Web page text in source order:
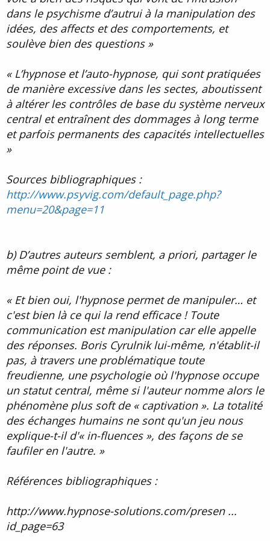
dans le psychisme d’autrui à la manipulation des
idées, des affects et des comportements, et
soulève bien des questions »
« L’hypnose et l’auto-hypnose, qui sont pratiquées
de manière excessive dans les sectes, aboutissent
à altérer les contrôles de base du système nerveux
central et entraînent des dommages à long terme
et parfois permanents des capacités intellectuelles
»
Sources bibliographiques :
http://www.psyvig.com/default_page.php?
menu=20&page=11
b) D’autres auteurs semblent, a priori, partager le
même point de vue :
« Et bien oui, l'hypnose permet de manipuler… et
c'est bien là ce qui la rend efficace ! Toute
communication est manipulation car elle appelle
des réponses. Boris Cyrulnik lui-même, n'établit-il
pas, à travers une problématique toute
freudienne, une psychologie où l'hypnose occupe
un statut central, même si l'auteur nomme alors le
phénomène plus soft de « captivation ». La totalité
des échanges humains ne sont qu'un jeu nous
explique-t-il d'« in-fluences », des façons de se
faufiler en l'autre. »
Références bibliographiques :
http://www.hypnose-solutions.com/presen ...
id_page=63